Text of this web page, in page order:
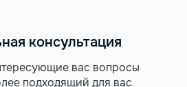
консультация
вас вопросы
подходящий для вас